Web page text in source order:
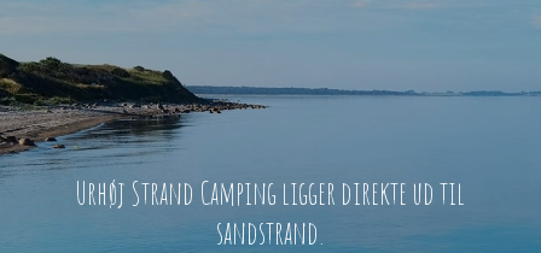
Urhøj Strand Camping ligger direkte ud til
sandstrand.